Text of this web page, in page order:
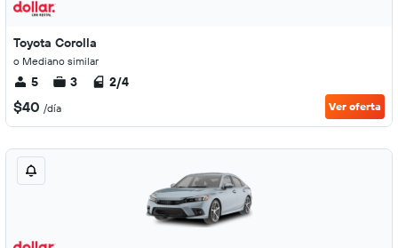
Toyota Corolla
o Mediano similar
5 3 2/4
$40 /día Ver oferta